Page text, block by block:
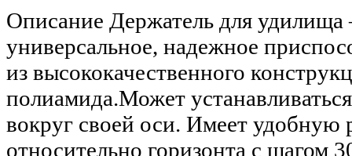
Описание Держатель для
универсальное, надежное
из высококачественного
полиамида.Может
вокруг своей оси. Имеет удобную
относительно горизонта с шагом